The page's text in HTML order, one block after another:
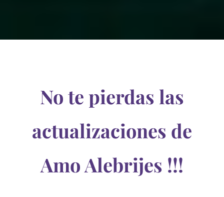
No te pierdas las
actualizaciones de
Amo Alebrijes !!!